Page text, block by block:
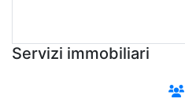
Servizi immobiliari